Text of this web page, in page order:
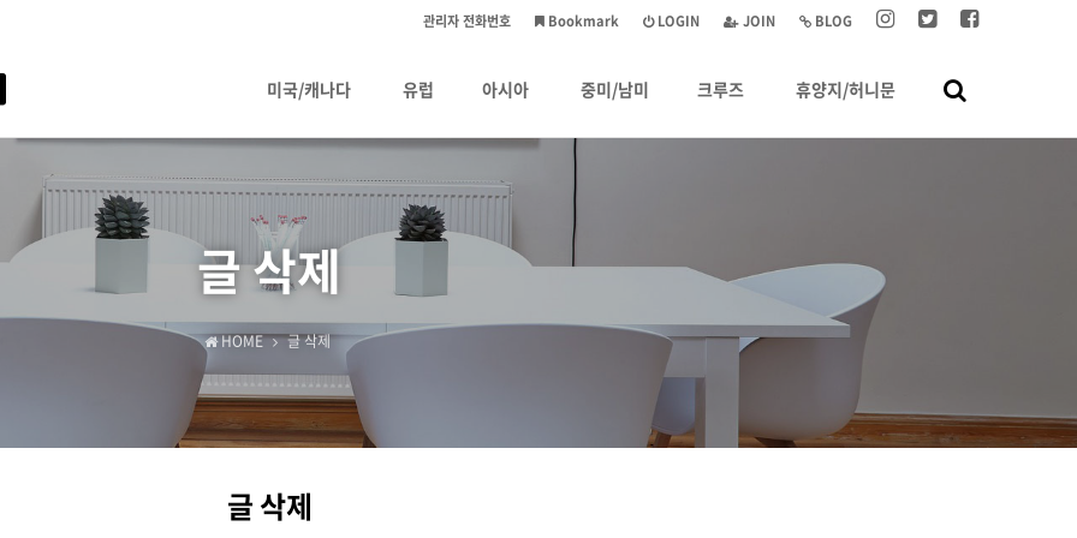
BLOG
JOIN
LOGIN
Bookmark
관리자 전화번호
미국/캐나다 유럽 아시아 중미/남미 크루즈 휴양지/허니문
글 삭제
HOME 글 삭제
글 삭제